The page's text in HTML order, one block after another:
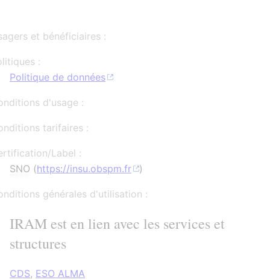
et bénéficiaires :
:
Politique de données
d'usage :
tarifaires :
Label :
SNO (https://insu.obspm.fr )
générales d'utilisation :
IRAM est en lien avec les services et
structures
CDS, ESO ALMA